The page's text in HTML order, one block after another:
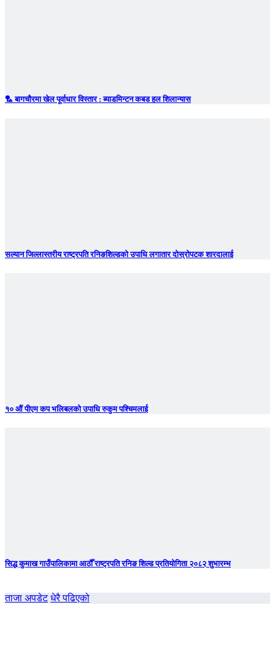
🏸 बागचौरमा खेल पूर्वाधार विस्तार : ब्याडमिन्टन कबड हल शिलान्यास
सल्यान जिल्लास्तरीय राष्ट्रपति रनिङशिल्डको उपाधि लगातार दोस्रोपटक शारदालाई
१० औं पीएम कप भलिबलको उपाधि रुकुम पश्चिमलाई
सिद्ध कुमाख गाउँपालिकामा आठौँ राष्ट्रपति रनिङ शिल्ड प्रतियोगिता २०८२ शुभारम्भ
ताजा अपडेट धेरै पढिएको